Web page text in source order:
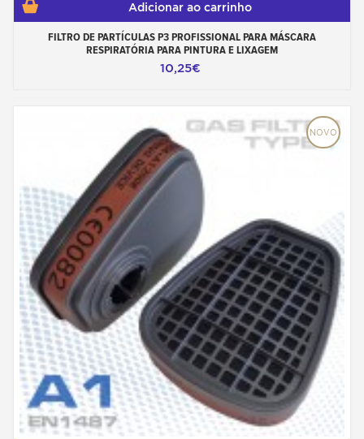
Adicionar ao carrinho
FILTRO DE PARTÍCULAS P3 PROFISSIONAL PARA MÁSCARA
RESPIRATÓRIA PARA PINTURA E LIXAGEM
10,25€
NOVO